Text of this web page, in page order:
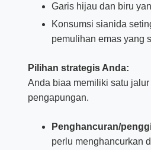
Garis hijau dan biru
Konsumsi sianida
pemulihan emas yang
Pilihan strategis Anda:
Anda biaa memiliki satu jalur
pengapungan.
Penghancuran/
perlu menghancurkan